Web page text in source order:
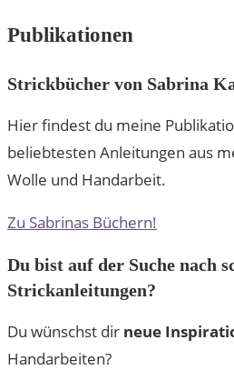
Publikationen
Strickbücher von Sabrina
Hier findest du meine
beliebtesten Anleitungen aus
Wolle und Handarbeit.
Zu Sabrinas Büchern!
Du bist auf der Suche nach
Strickanleitungen?
Du wünschst dir neue
Handarbeiten?